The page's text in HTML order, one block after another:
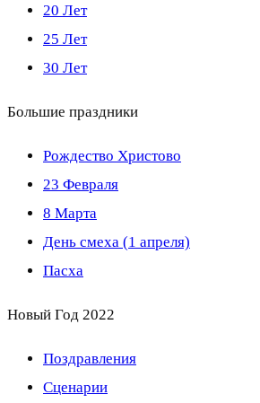
20 Лет
25 Лет
30 Лет
Большие праздники
Рождество Христово
23 Февраля
8 Марта
День смеха (1 апреля)
Пасха
Новый Год 2022
Поздравления
Сценарии